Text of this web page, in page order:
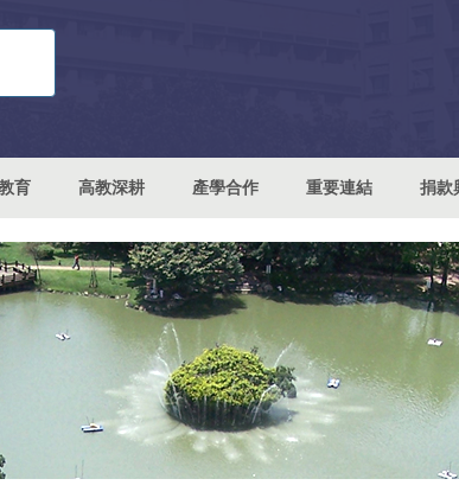
育 高教深耕 產學合作 重要連結 捐款